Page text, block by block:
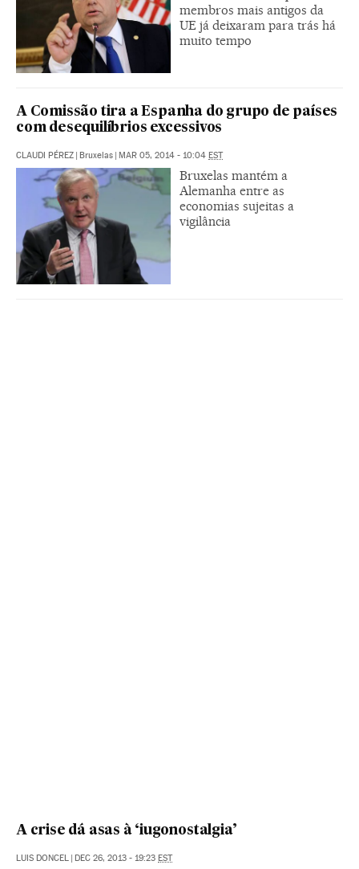
membros mais antigos da
UE já deixaram para trás há
muito tempo
A Comissão tira a Espanha do grupo de países
com desequilíbrios excessivos
CLAUDI PÉREZ | Bruxelas | MAR 05, 2014 - 10:04 EST
Bruxelas mantém a
Alemanha entre as
economias sujeitas a
vigilância
A crise dá asas à ‘iugonostalgia’
LUIS DONCEL | DEC 26, 2013 - 19:23 EST